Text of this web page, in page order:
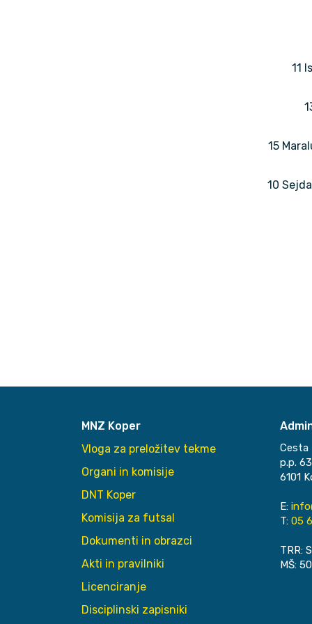
11
15
10
MNZ Koper
Vloga za preložitev tekme
Organi in komisije
DNT Koper
Komisija za futsal
Dokumenti in obrazci
Akti in pravilniki
Licenciranje
Disciplinski zapisniki
Cesta
p.p.
6101
E:
T: 05
TRR:
MŠ: